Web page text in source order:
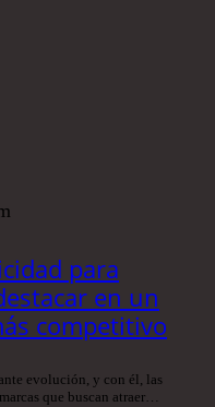
para
en un
competitivo
evolución, y con él, las
que buscan atraer…